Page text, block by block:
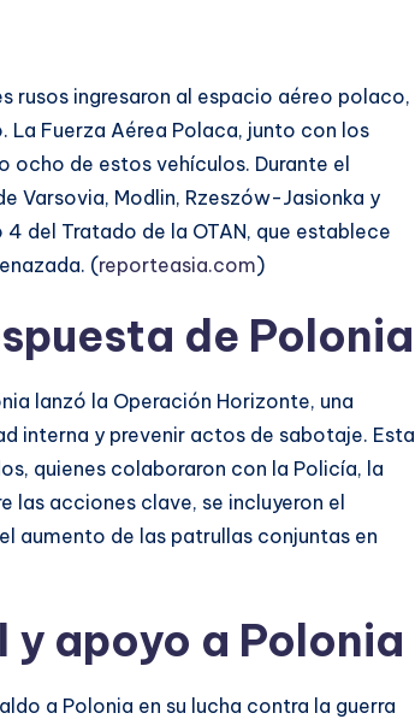
rusos ingresaron al espacio aéreo polaco,
Fuerza Aérea Polaca, junto con los
ocho de estos vehículos. Durante el
Varsovia, Modlin, Rzeszów-Jasionka y
del Tratado de la OTAN, que establece
(reporteasia.com)
de Polonia
lanzó la Operación Horizonte, una
interna y prevenir actos de sabotaje. Esta
quienes colaboraron con la Policía, la
las acciones clave, se incluyeron el
aumento de las patrullas conjuntas en
apoyo a Polonia
a Polonia en su lucha contra la guerra